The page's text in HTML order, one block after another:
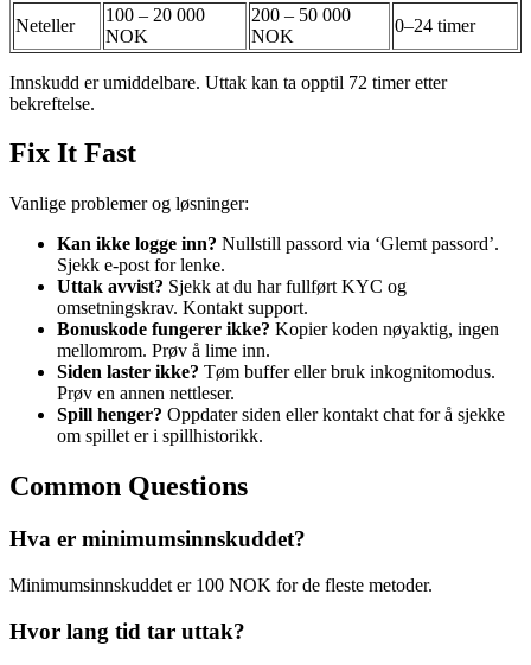
Neteller
100 – 20 000
NOK
200 – 50 000
NOK
0–24 timer
Innskudd er umiddelbare. Uttak kan ta opptil 72 timer etter
bekreftelse.
Fix It Fast
Vanlige problemer og løsninger:
Kan ikke logge inn? Nullstill passord via ‘Glemt passord’.
Sjekk e-post for lenke.
Uttak avvist? Sjekk at du har fullført KYC og
omsetningskrav. Kontakt support.
Bonuskode fungerer ikke? Kopier koden nøyaktig, ingen
mellomrom. Prøv å lime inn.
Siden laster ikke? Tøm buffer eller bruk inkognitomodus.
Prøv en annen nettleser.
Spill henger? Oppdater siden eller kontakt chat for å sjekke
om spillet er i spillhistorikk.
Common Questions
Hva er minimumsinnskuddet?
Minimumsinnskuddet er 100 NOK for de fleste metoder.
Hvor lang tid tar uttak?